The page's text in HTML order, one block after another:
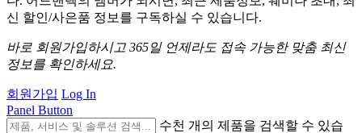
신 할인/사은품 정보를 구독하실 수 있습니다.
바로 회원가입하시고 365일 언제라도 접속 가능한 맞춤 최신
정보를 확인하세요.
회원가입 Log In
Panel Button
수천 개의 제품을 검색할 수 있습